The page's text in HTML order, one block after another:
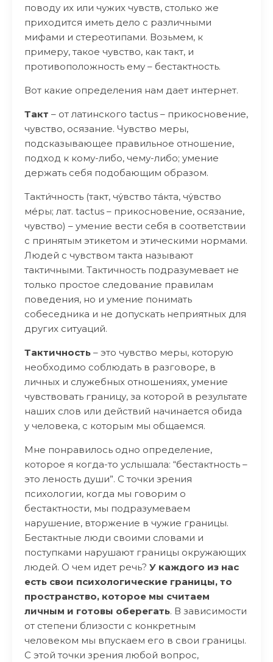
поводу их или чужих чувств, столько же
приходится иметь дело с различными
мифами и стереотипами. Возьмем, к
примеру, такое чувство, как такт, и
противоположность ему – бестактность.
Вот какие определения нам дает интернет.
Такт – от латинского tactus – прикосновение,
чувство, осязание. Чувство меры,
подсказывающее правильное отношение,
подход к кому-либо, чему-либо; умение
держать себя подобающим образом.
Такти́чность (такт, чу́вство та́кта, чу́вство
ме́ры; лат. tactus – прикосновение, осязание,
чувство) – умение вести себя в соответствии
с принятым этикетом и этическими нормами.
Людей с чувством такта называют
тактичными. Тактичность подразумевает не
только простое следование правилам
поведения, но и умение понимать
собеседника и не допускать неприятных для
других ситуаций.
Тактичность – это чувство меры, которую
необходимо соблюдать в разговоре, в
личных и служебных отношениях, умение
чувствовать границу, за которой в результате
наших слов или действий начинается обида
у человека, с которым мы общаемся.
Мне понравилось одно определение,
которое я когда-то услышала: “бестактность –
это леность души”. С точки зрения
психологии, когда мы говорим о
бестактности, мы подразумеваем
нарушение, вторжение в чужие границы.
Бестактные люди своими словами и
поступками нарушают границы окружающих
людей. О чем идет речь? У каждого из нас
есть свои психологические границы, то
пространство, которое мы считаем
личным и готовы оберегать. В зависимости
от степени близости с конкретным
человеком мы впускаем его в свои границы.
С этой точки зрения любой вопрос,